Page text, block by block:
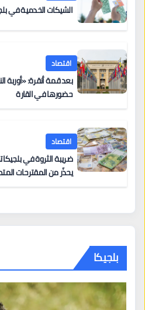
الشيكات الخدمية في
اقتصاد
بعد قمة أنقرة: «أوربة
حضورها في القارة
اقتصاد
يحذّر من المقترحات
بلجيكا